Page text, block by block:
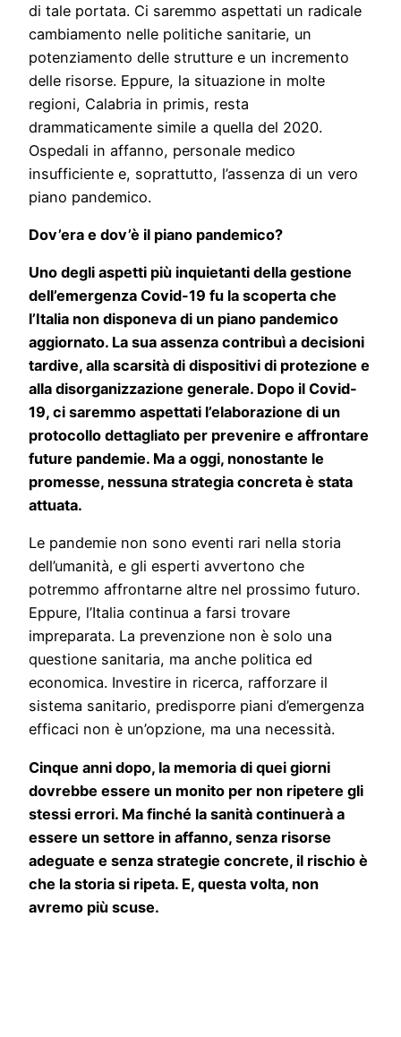
di tale portata. Ci saremmo aspettati un radicale
cambiamento nelle politiche sanitarie, un
potenziamento delle strutture e un incremento
delle risorse. Eppure, la situazione in molte
regioni, Calabria in primis, resta
drammaticamente simile a quella del 2020.
Ospedali in affanno, personale medico
insufficiente e, soprattutto, l’assenza di un vero
piano pandemico.
Dov’era e dov’è il piano pandemico?
Uno degli aspetti più inquietanti della gestione
dell’emergenza Covid-19 fu la scoperta che
l’Italia non disponeva di un piano pandemico
aggiornato. La sua assenza contribuì a decisioni
tardive, alla scarsità di dispositivi di protezione e
alla disorganizzazione generale. Dopo il Covid-
19, ci saremmo aspettati l’elaborazione di un
protocollo dettagliato per prevenire e affrontare
future pandemie. Ma a oggi, nonostante le
promesse, nessuna strategia concreta è stata
attuata.
Le pandemie non sono eventi rari nella storia
dell’umanità, e gli esperti avvertono che
potremmo affrontarne altre nel prossimo futuro.
Eppure, l’Italia continua a farsi trovare
impreparata. La prevenzione non è solo una
questione sanitaria, ma anche politica ed
economica. Investire in ricerca, rafforzare il
sistema sanitario, predisporre piani d’emergenza
efficaci non è un’opzione, ma una necessità.
Cinque anni dopo, la memoria di quei giorni
dovrebbe essere un monito per non ripetere gli
stessi errori. Ma finché la sanità continuerà a
essere un settore in affanno, senza risorse
adeguate e senza strategie concrete, il rischio è
che la storia si ripeta. E, questa volta, non
avremo più scuse.